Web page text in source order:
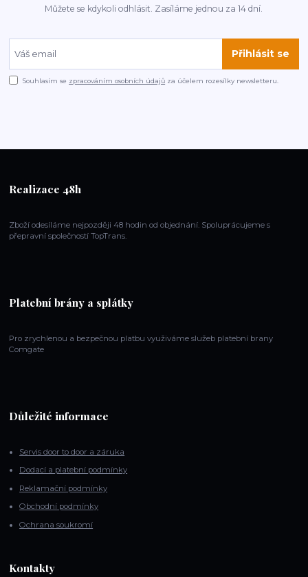
Můžete se kdykoli odhlásit. Zasíláme jednou za 14 dní.
Přihlásit se
Souhlasím se zpracováním osobních údajů za účelem rozesílky newsletteru.
Realizace 48h
Zboží odesíláme nejpozději 48 hodin od objednání. Spoluprácujeme s
přepravní společností TopTrans.
Platební brány a splátky
Pro zrychlenou a bezpečnou platbu využiváme služeb platební brany
Comgate
Důležité informace
Servis door to door a záruka
Dodací a platební podmínky
Reklamační podmínky
Obchodní podmínky
Ochrana soukromí
Kontakty